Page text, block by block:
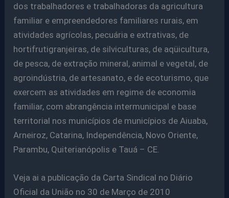
dos trabalhadores e trabalhadoras da agricultura
familiar e empreendedores familiares rurais, em
atividades agrícolas, pecuária e extrativas, de
hortifrutigranjeiras, de silviculturas, de aqüicultura,
de pesca, de extração mineral, animal e vegetal, de
agroindústria, de artesanato, e de ecoturismo, que
exercem as atividades em regime de economia
familiar, com abrangência intermunicipal e base
territorial nos municípios de municípios de Aiuaba,
Arneiroz, Catarina, Independência, Novo Oriente,
Parambu, Quiterianópolis e Tauá – CE.
Veja ai a publicação da Carta Sindical no Diário
Oficial da União no 30 de Março de 2010